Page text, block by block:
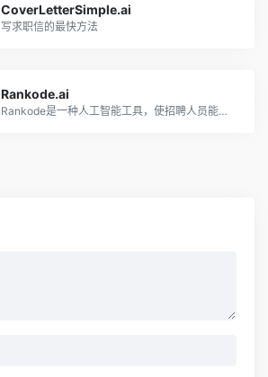
CoverLetterSimple.ai
写求职信的最快方法
Rankode.ai
Rankode是一种人工智能工具，使招聘人员能够快速准确地评估编程技能。